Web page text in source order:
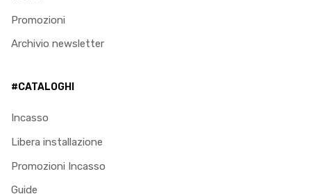
Promozioni
Archivio newsletter
#CATALOGHI
Incasso
Libera installazione
Promozioni Incasso
Guide